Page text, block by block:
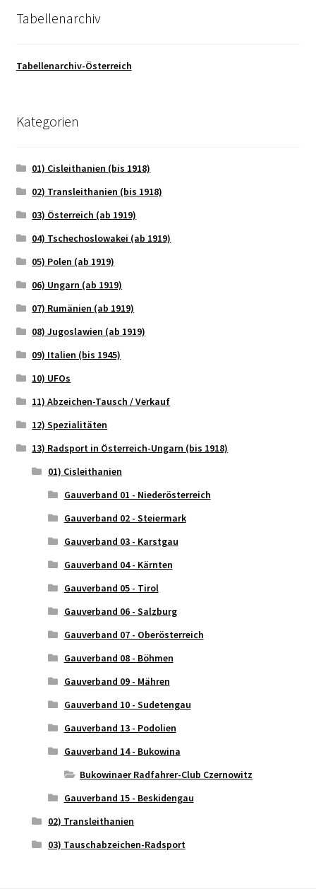
Tabellenarchiv
Tabellenarchiv-Österreich
Kategorien
01) Cisleithanien (bis 1918)
02) Transleithanien (bis 1918)
03) Österreich (ab 1919)
04) Tschechoslowakei (ab 1919)
05) Polen (ab 1919)
06) Ungarn (ab 1919)
07) Rumänien (ab 1919)
08) Jugoslawien (ab 1919)
09) Italien (bis 1945)
10) UFOs
11) Abzeichen-Tausch / Verkauf
12) Spezialitäten
13) Radsport in Österreich-Ungarn (bis 1918)
01) Cisleithanien
Gauverband 01 - Niederösterreich
Gauverband 02 - Steiermark
Gauverband 03 - Karstgau
Gauverband 04 - Kärnten
Gauverband 05 - Tirol
Gauverband 06 - Salzburg
Gauverband 07 - Oberösterreich
Gauverband 08 - Böhmen
Gauverband 09 - Mähren
Gauverband 10 - Sudetengau
Gauverband 13 - Podolien
Gauverband 14 - Bukowina
Bukowinaer Radfahrer-Club Czernowitz
Gauverband 15 - Beskidengau
02) Transleithanien
03) Tauschabzeichen-Radsport